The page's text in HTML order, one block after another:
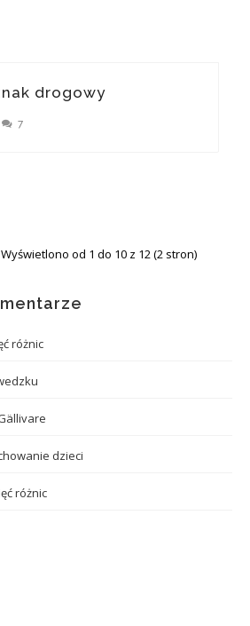
drogowy
7
Wyświetlono od 1 do 10 z 12 (2 stron)
różnic
dzieci
różnic